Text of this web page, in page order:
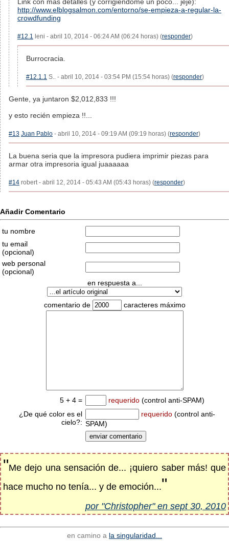
http://www.elblogsalmon.com/entorno/se-empieza-a-regular-la-
crowdfunding
#12.1 leni - abril 10, 2014 - 06:24 AM (06:24 horas) (responder)
Burrocracia.
#12.1.1 S.. - abril 10, 2014 - 03:54 PM (15:54 horas) (responder)
Gente, ya juntaron $2,012,833 !!!
y esto recién empieza !!...
#13 Juan Pablo - abril 10, 2014 - 09:19 AM (09:19 horas) (responder)
La buena seria que la impresora pudiera imprimir piezas para
armar otra impresoria igual juaaaaaa
#14 robert - abril 12, 2014 - 05:43 AM (05:43 horas) (responder)
Añadir Comentario
tu nombre
tu email
(opcional)
web personal
(opcional)
en respuesta a...
comentario de caracteres máximo
5 + 4 = requerido (control anti-SPAM)
¿De qué color es el
cielo?:
requerido (control anti-
SPAM)
"Me dejo una sensación de... ¡quiero saber más! que
hace mucho no tenía... y de emoción..."
por "Christopher" en sept 30, 2010
en camino a la singularidad...